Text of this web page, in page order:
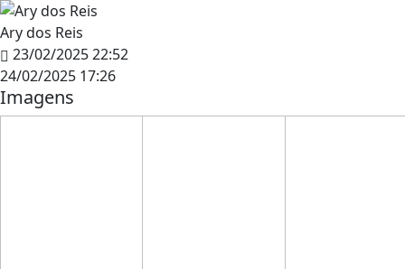
Ary dos Reis
23/02/2025 22:52
24/02/2025 17:26
Imagens